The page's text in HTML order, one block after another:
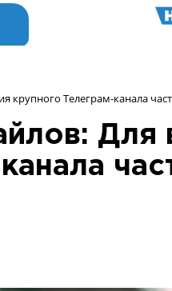
крупного Телеграм-канала
Для